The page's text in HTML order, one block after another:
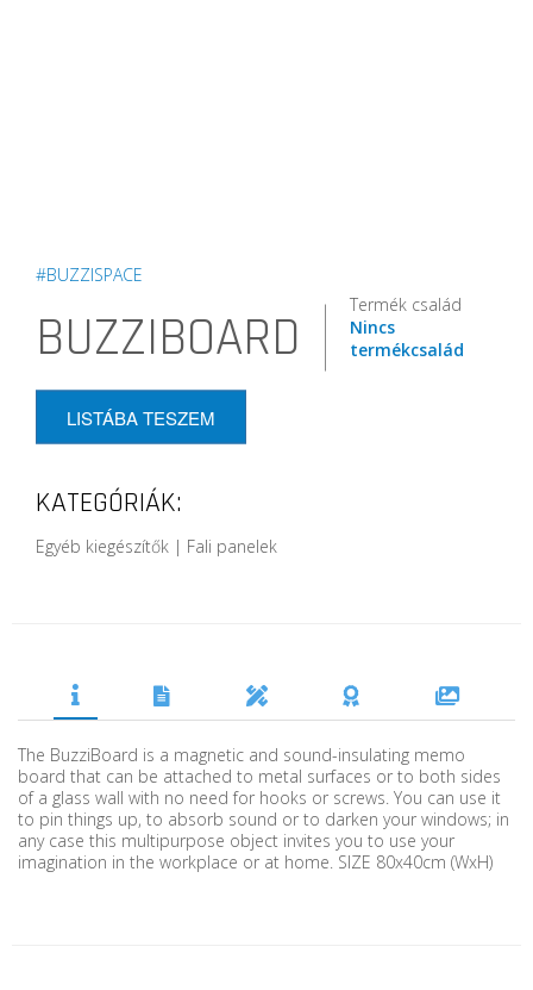
#BUZZISPACE
BUZZIBOARD
Termék család
Nincs
termékcsalád
LISTÁBA TESZEM
KATEGÓRIÁK:
Egyéb kiegészítők | Fali panelek
The BuzziBoard is a magnetic and sound-insulating memo
board that can be attached to metal surfaces or to both sides
of a glass wall with no need for hooks or screws. You can use it
to pin things up, to absorb sound or to darken your windows; in
any case this multipurpose object invites you to use your
imagination in the workplace or at home. SIZE 80x40cm (WxH)